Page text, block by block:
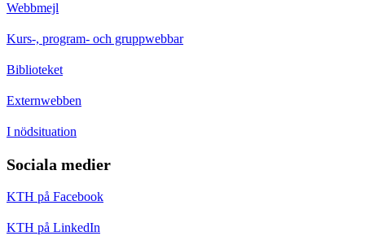
Webbmejl
Kurs-, program- och gruppwebbar
Biblioteket
Externwebben
I nödsituation
Sociala medier
KTH på Facebook
KTH på LinkedIn